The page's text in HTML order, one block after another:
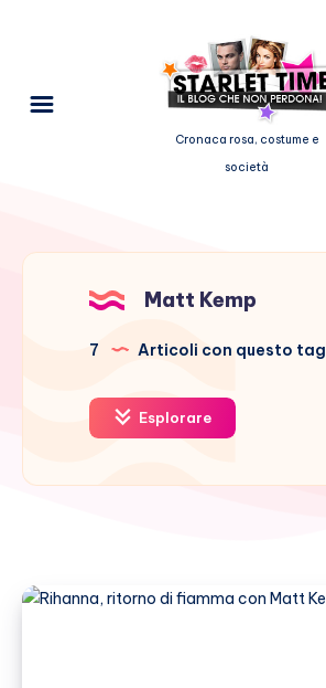
Cronaca rosa, costume e
società
Matt Kemp
7 Articoli con questo tag
Esplorare